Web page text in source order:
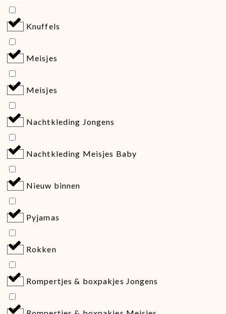
Knuffels
Meisjes
Meisjes
Nachtkleding Jongens
Nachtkleding Meisjes Baby
Nieuw binnen
Pyjamas
Rokken
Rompertjes & boxpakjes Jongens